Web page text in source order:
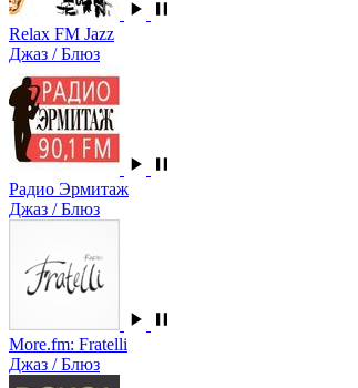
Relax FM Jazz
Джаз / Блюз
Радио Эрмитаж
Джаз / Блюз
More.fm: Fratelli
Джаз / Блюз